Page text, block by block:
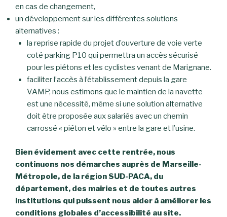
en cas de changement,
un développement sur les différentes solutions
alternatives :
la reprise rapide du projet d’ouverture de voie verte
coté parking P10 qui permettra un accès sécurisé
pour les piétons et les cyclistes venant de Marignane.
faciliter l’accès à l’établissement depuis la gare
VAMP, nous estimons que le maintien de la navette
est une nécessité, même si une solution alternative
doit être proposée aux salariés avec un chemin
carrossé « piéton et vélo » entre la gare et l’usine.
Bien évidement avec cette rentrée, nous
continuons nos démarches auprès de Marseille-
Métropole, de la région SUD-PACA, du
département, des mairies et de toutes autres
institutions qui puissent nous aider à améliorer les
conditions globales d’accessibilité au site.